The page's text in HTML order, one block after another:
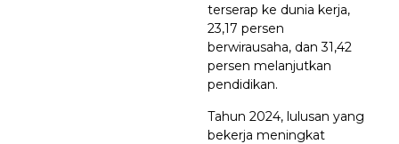
terserap ke dunia kerja,
23,17 persen
berwirausaha, dan 31,42
persen melanjutkan
pendidikan.
Tahun 2024, lulusan yang
bekerja meningkat